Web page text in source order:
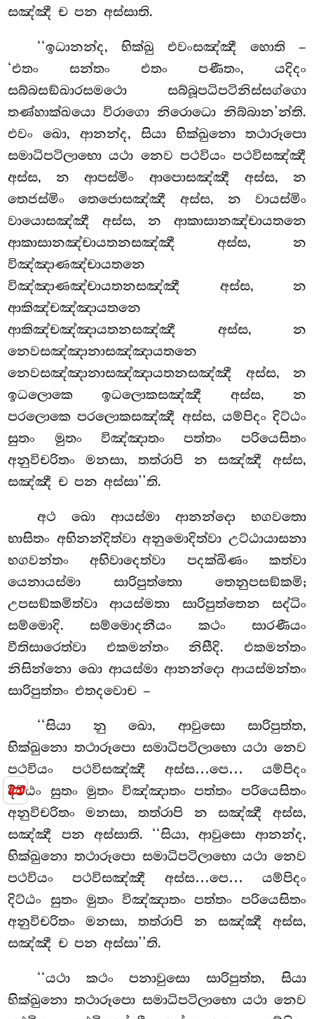
📜
සඤ්ඤී ච පන අස්සාති.
‘‘ඉධානන්ද, භික්ඛු එවංසඤ්ඤී හොති –
‘එතං සන්තං එතං පණීතං, යදිදං
සබ්බසඞ්ඛාරසමථො සබ්බූපධිපටිනිස්සග්ගො
තණ්හාක්ඛයො විරාගො නිරොධො නිබ්බාන’න්ති.
එවං ඛො, ආනන්ද, සියා භික්ඛුනො තථාරූපො
සමාධිපටිලාභො යථා නෙව පථවියං පථවිසඤ්ඤී
අස්ස, න ආපස්මිං ආපොසඤ්ඤී අස්ස, න
තෙජස්මිං තෙජොසඤ්ඤී අස්ස, න වායස්මිං
වායොසඤ්ඤී අස්ස, න ආකාසානඤ්චායතනෙ
ආකාසානඤ්චායතනසඤ්ඤී අස්ස, න
විඤ්ඤාණඤ්චායතනෙ
විඤ්ඤාණඤ්චායතනසඤ්ඤී අස්ස, න
ආකිඤ්චඤ්ඤායතනෙ
ආකිඤ්චඤ්ඤායතනසඤ්ඤී අස්ස, න
නෙවසඤ්ඤානාසඤ්ඤායතනෙ
නෙවසඤ්ඤානාසඤ්ඤායතනසඤ්ඤී අස්ස, න
ඉධලොකෙ ඉධලොකසඤ්ඤී අස්ස, න
පරලොකෙ පරලොකසඤ්ඤී අස්ස, යම්පිදං දිට්ඨං
සුතං මුතං විඤ්ඤාතං පත්තං පරියෙසිතං
අනුවිචරිතං මනසා, තත්රාපි න සඤ්ඤී අස්ස,
සඤ්ඤී ච පන අස්සා’’ති.
අථ ඛො ආයස්මා ආනන්දො භගවතො
භාසිතං අභිනන්දිත්වා අනුමොදිත්වා උට්ඨායාසනා
භගවන්තං අභිවාදෙත්වා පදක්ඛිණං කත්වා
යෙනායස්මා සාරිපුත්තො තෙනුපසඞ්කමි;
උපසඞ්කමිත්වා ආයස්මතා සාරිපුත්තෙන සද්ධිං
සම්මොදි. සම්මොදනීයං කථං සාරණීයං
වීතිසාරෙත්වා එකමන්තං නිසීදි. එකමන්තං
නිසින්නො ඛො ආයස්මා ආනන්දො ආයස්මන්තං
සාරිපුත්තං එතදවොච –
‘‘සියා නු ඛො, ආවුසො සාරිපුත්ත,
භික්ඛුනො තථාරූපො සමාධිපටිලාභො යථා නෙව
පථවියං පථවිසඤ්ඤී අස්ස…පෙ… යම්පිදං
දිට්ඨං සුතං මුතං විඤ්ඤාතං පත්තං පරියෙසිතං
අනුවිචරිතං මනසා, තත්රාපි න සඤ්ඤී අස්ස,
සඤ්ඤී පන අස්සාති. ‘‘සියා, ආවුසො ආනන්ද,
භික්ඛුනො තථාරූපො සමාධිපටිලාභො යථා නෙව
පථවියං පථවිසඤ්ඤී අස්ස…පෙ… යම්පිදං
දිට්ඨං සුතං මුතං විඤ්ඤාතං පත්තං පරියෙසිතං
අනුවිචරිතං මනසා, තත්රාපි න සඤ්ඤී අස්ස,
සඤ්ඤී ච පන අස්සා’’ති.
‘‘යථා කථං පනාවුසො සාරිපුත්ත, සියා
භික්ඛුනො තථාරූපො සමාධිපටිලාභො යථා නෙව